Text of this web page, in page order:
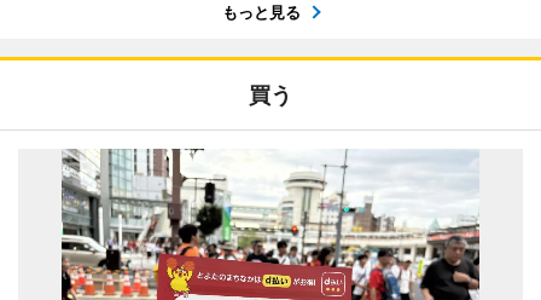
もっと見る
買う